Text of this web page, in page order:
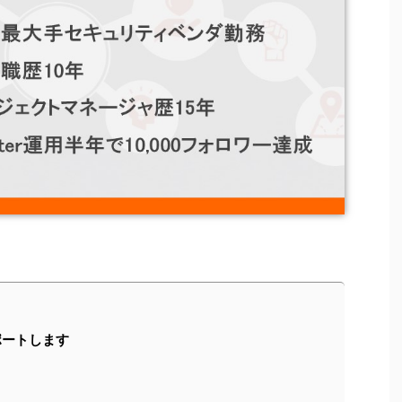
トします